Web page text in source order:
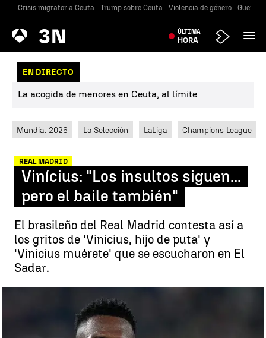
Crisis migratoria Ceuta Trump sobre Ceuta Violencia de género Guerra
Antena
3 Noticias ÚLTIMA
HORA
EN DIRECTO
La acogida de menores en Ceuta, al límite
Mundial 2026 La Selección LaLiga Champions League
REAL MADRID
Vinícius: "Los insultos siguen...
pero el baile también"
El brasileño del Real Madrid contesta así a
los gritos de 'Vinicius, hijo de puta' y
'Vinicius muérete' que se escucharon en El
Sadar.